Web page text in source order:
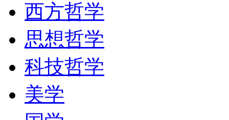
西方哲学
思想哲学
科技哲学
美学